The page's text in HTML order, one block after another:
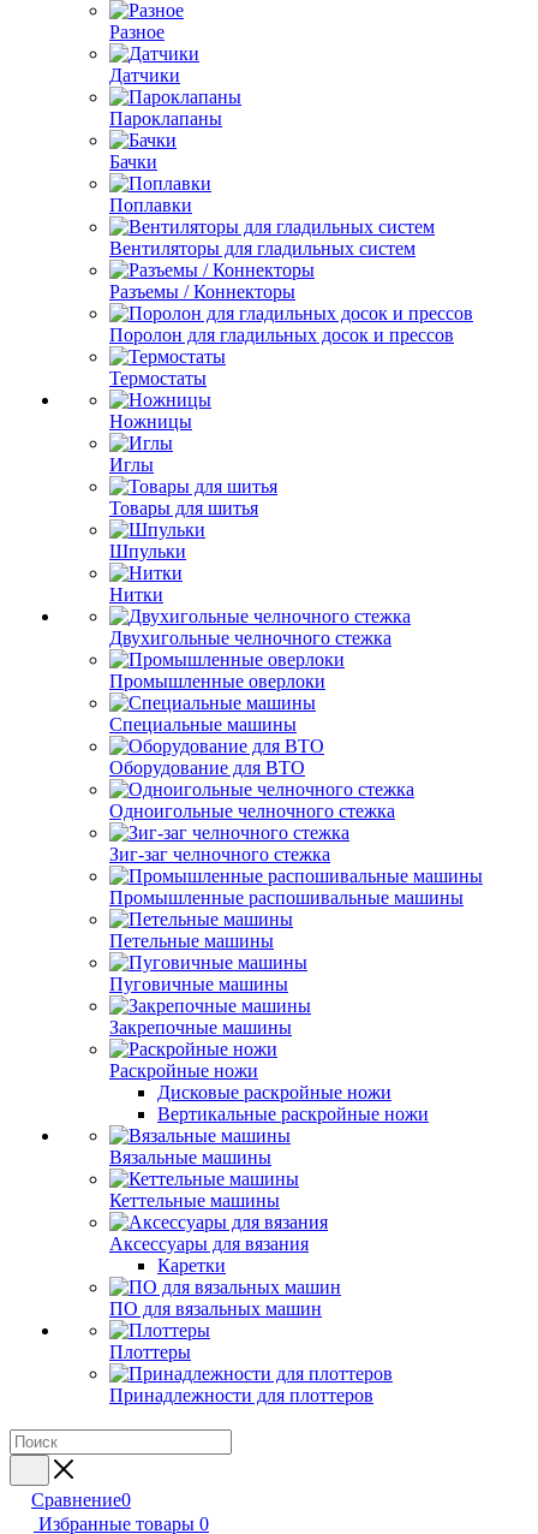
Разное
Датчики
Пароклапаны
Бачки
Поплавки
Вентиляторы для гладильных систем
Разъемы / Коннекторы
Поролон для гладильных досок и прессов
Термостаты
Ножницы
Иглы
Товары для шитья
Шпульки
Нитки
Двухигольные челночного стежка
Промышленные оверлоки
Специальные машины
Оборудование для ВТО
Одноигольные челночного стежка
Зиг-заг челночного стежка
Промышленные распошивальные машины
Петельные машины
Пуговичные машины
Закрепочные машины
Раскройные ножи
Дисковые раскройные ножи
Вертикальные раскройные ножи
Вязальные машины
Кеттельные машины
Аксессуары для вязания
Каретки
ПО для вязальных машин
Плоттеры
Принадлежности для плоттеров
Сравнение0
Избранные товары 0